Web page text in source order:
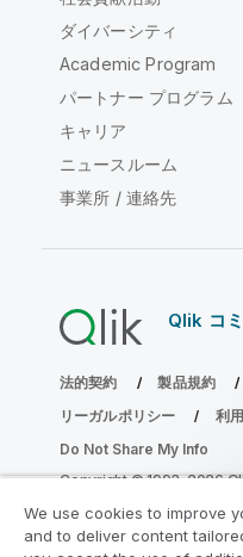
ダイバーシティ
Academic Program
パートナー プログラム
キャリア
ニュースルーム
事業所 / 連絡先
Qlik コ
法的契約 製品規約
リーガルポリシー
利
Do Not Share My Info
Copyright © 1993-2026
We use cookies to improve
and to deliver content